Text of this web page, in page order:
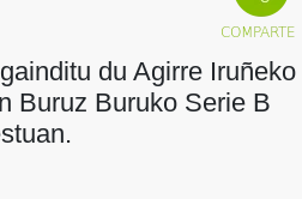
du Agirre Iruñeko
Buruz Buruko Serie B